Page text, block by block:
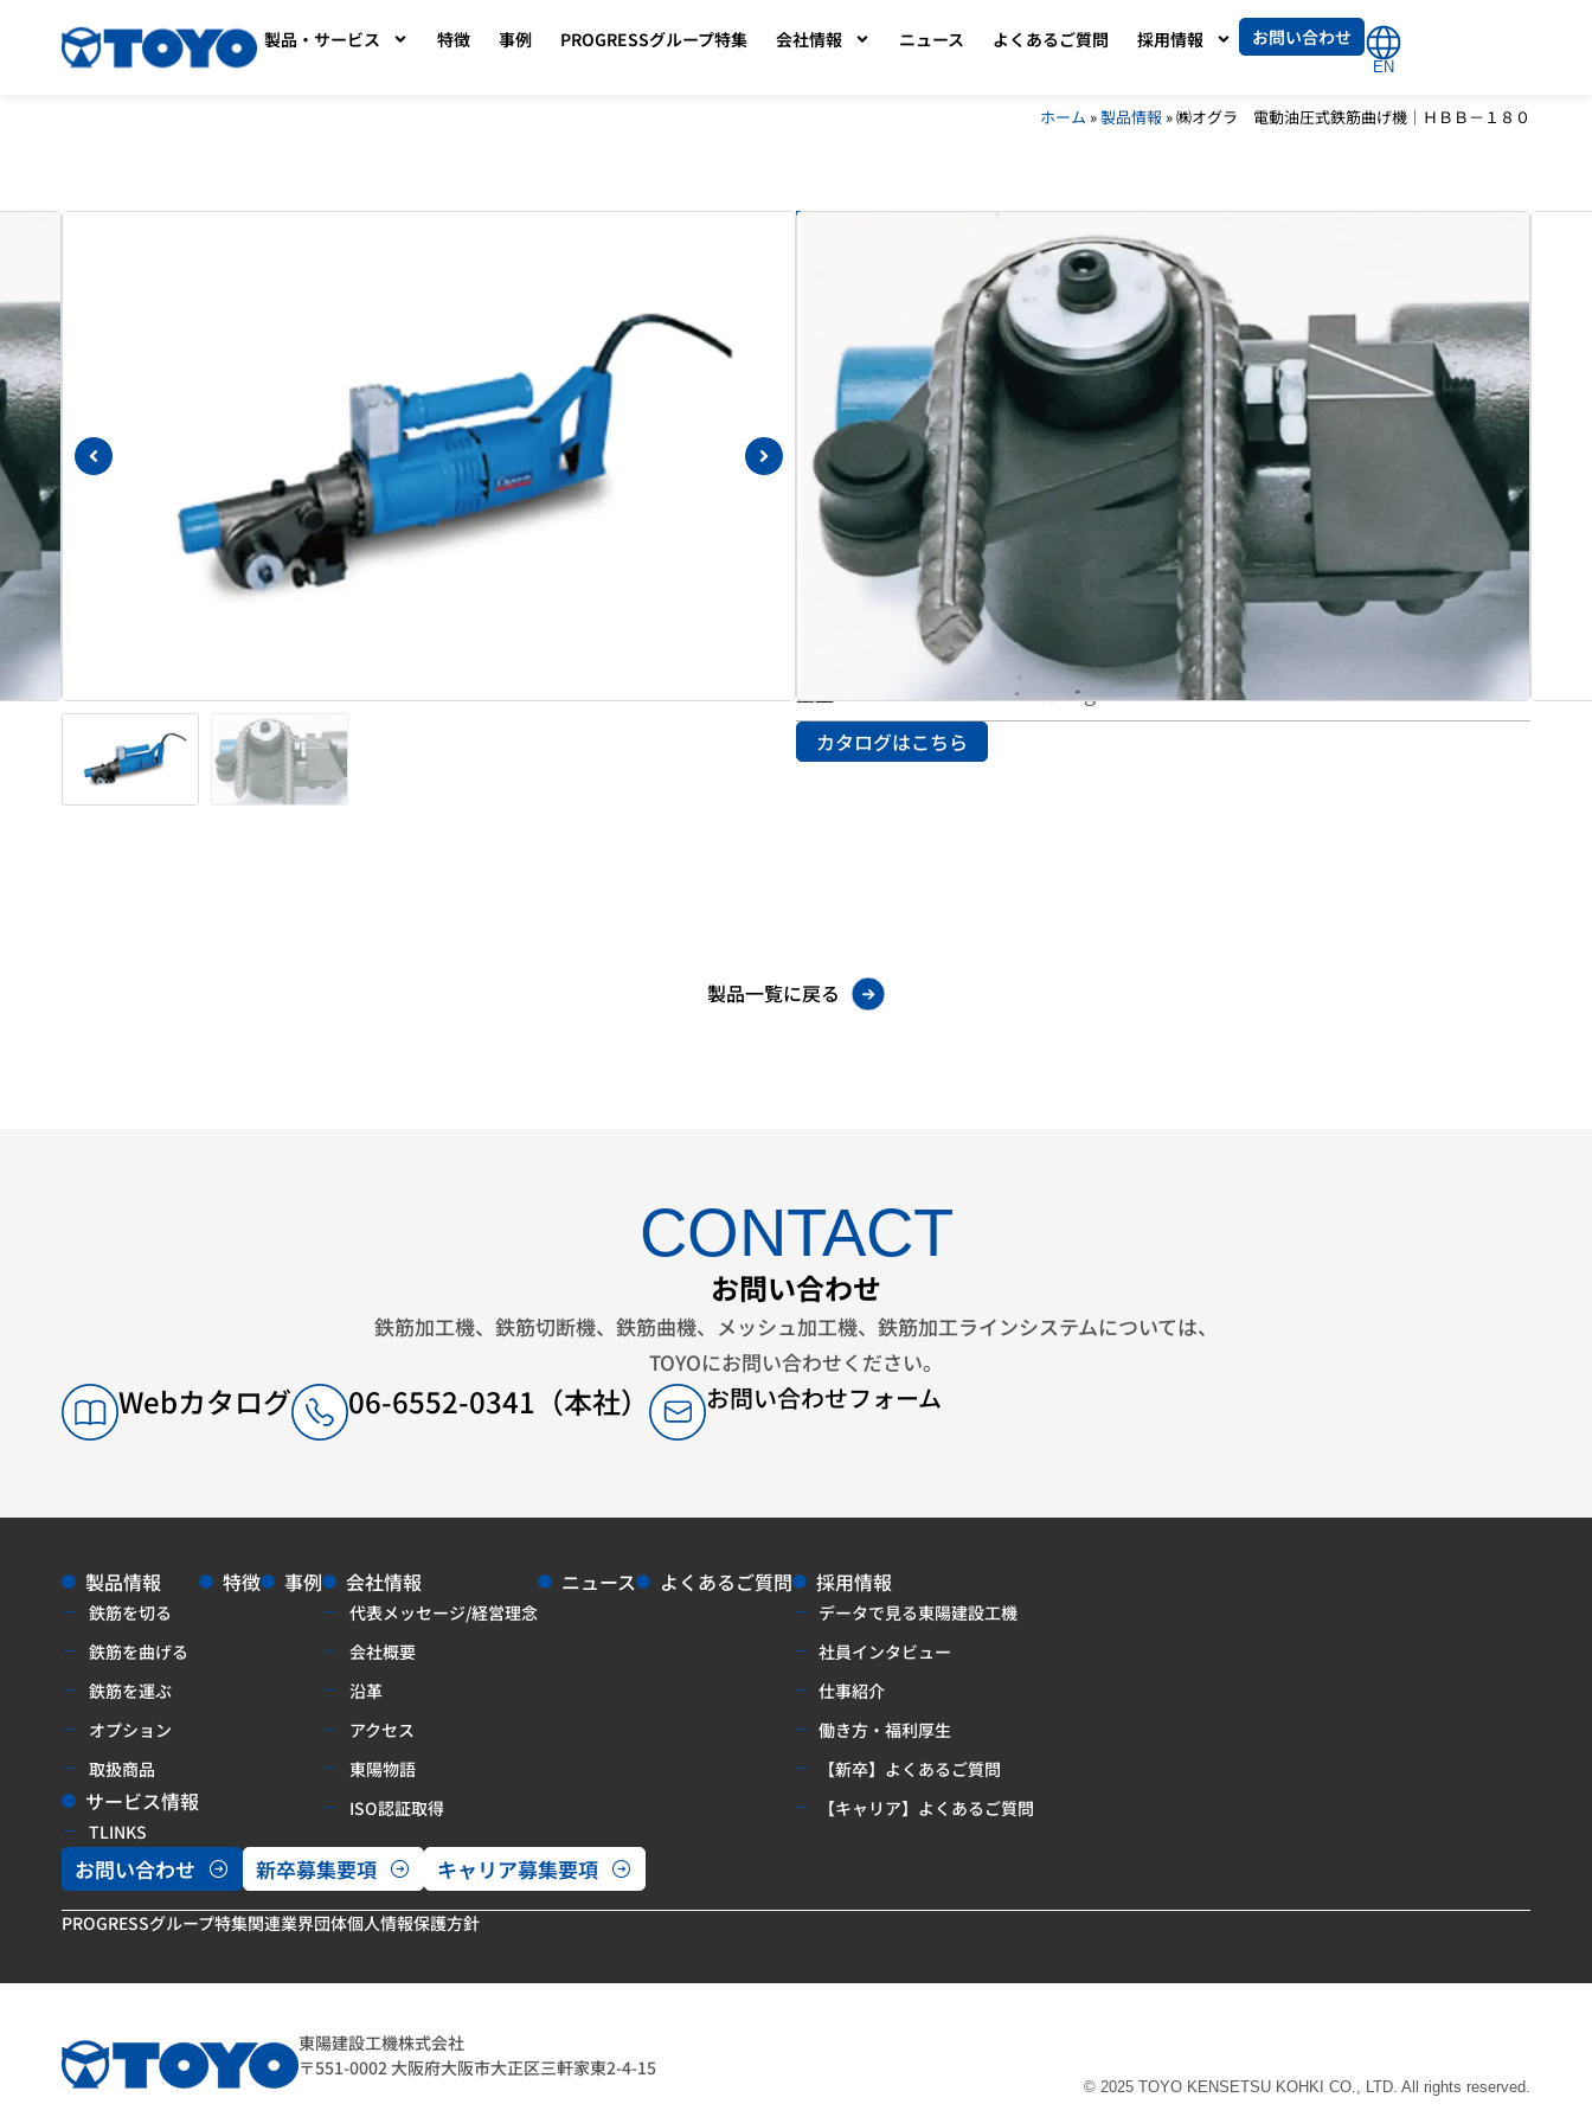
製品・サービス 特徴 事例 PROGRESSグループ特集 会社情報 ニュース よくあるご質問 採用情報 お問い合わせ
EN
ホーム »製品情報 »㈱オグラ 電動油圧式鉄筋曲げ機｜ＨＢＢ－１８０
１００Ｖ鉄筋ベンダーで１８０゜曲げが可能。
㈱オグラ 電動油圧式鉄筋曲げ機｜ＨＢＢ－１８０
･配筋済みＤ１６鉄筋の１８０゜曲げ加工が可能。
･内部の｢スプール弁機構｣の働きによって任意無段階の曲げ加工が可能。
･曲げ角度は目盛りによって､容易に視認できます。
･ユーザー本位の標準５ｍ電源コード付き。
仕様
型式
曲げ能力
ＳＤ３４５ Ｄ１６＊１本 ＭＡＸ１８０゜
単相１００Ｖ４５０Ｗ（５０／６０Ｈｚ）二重絶縁
重量
１２．５ｋｇ
カタログはこちら
製品一覧に戻る
CONTACT
お問い合わせ
鉄筋加工機、鉄筋切断機、鉄筋曲機、メッシュ加工機、鉄筋加工ラインシステムについては、
TOYOにお問い合わせください。
Webカタログ 06-6552-0341（本社） お問い合わせフォーム
製品情報
鉄筋を切る
鉄筋を曲げる
鉄筋を運ぶ
オプション
取扱商品
サービス情報
TLINKS
特徴 事例 会社情報
代表メッセージ/経営理念
会社概要
沿革
アクセス
東陽物語
ISO認証取得
ニュース よくあるご質問 採用情報
データで見る東陽建設工機
社員インタビュー
仕事紹介
働き方・福利厚生
【新卒】よくあるご質問
【キャリア】よくあるご質問
お問い合わせ 新卒募集要項 キャリア募集要項
PROGRESSグループ特集関連業界団体個人情報保護方針
東陽建設工機株式会社
〒551-0002 大阪府大阪市大正区三軒家東2-4-15
© 2025 TOYO KENSETSU KOHKI CO., LTD. All rights reserved.